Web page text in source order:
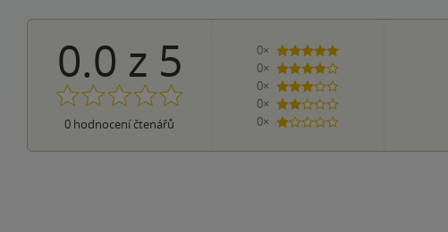
0.0 z 5
0 hodnocení čtenářů
0×
5 hvězdiček
0×
4 hvězdičky
0×
3 hvězdičky
0×
2 hvězdičky
0×
1 hvezdička